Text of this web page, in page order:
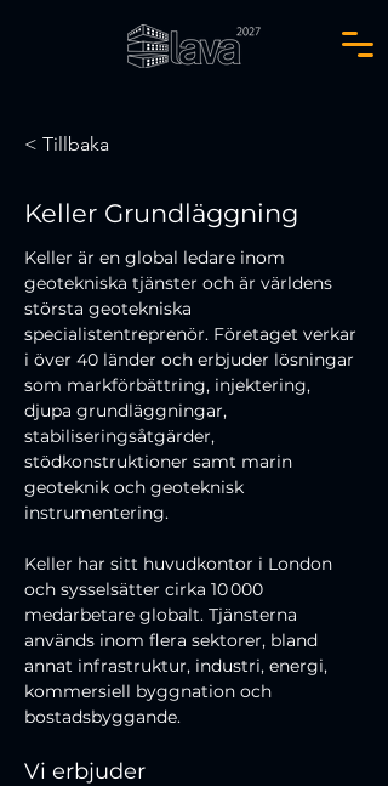
< Tillbaka
Keller Grundläggning
Keller är en global ledare inom
geotekniska tjänster och är världens
största geotekniska
specialistentreprenör. Företaget verkar
i över 40 länder och erbjuder lösningar
som markförbättring, injektering,
djupa grundläggningar,
stabiliseringsåtgärder,
stödkonstruktioner samt marin
geoteknik och geoteknisk
instrumentering.
Keller har sitt huvudkontor i London
och sysselsätter cirka 10 000
medarbetare globalt. Tjänsterna
används inom flera sektorer, bland
annat infrastruktur, industri, energi,
kommersiell byggnation och
bostadsbyggande.
Vi erbjuder